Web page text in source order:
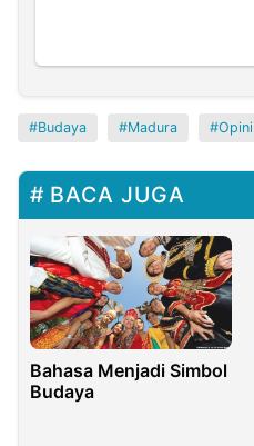
Budaya Madura Opini
BACA JUGA
Bahasa Menjadi Simbol
Budaya